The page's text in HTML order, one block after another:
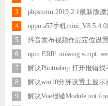
3
phpstorm 2019.2.1最新版
4
oppo a57手机
5
抖音发布视频作品定位设
6
npm ERR! missing script:
7
解决Photoshop 打开报错
8
解决win10分屏设置主显
9